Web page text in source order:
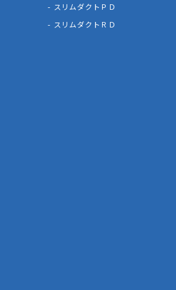
スリムダクトＰＤ
スリムダクトＲＤ